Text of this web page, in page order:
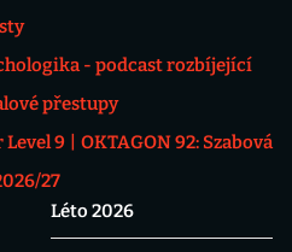
- podcast rozbíjející
přestupy
9
OKTAGON 92: Szabová
27
Léto 2026